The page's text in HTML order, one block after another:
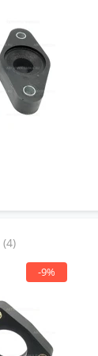
-9%